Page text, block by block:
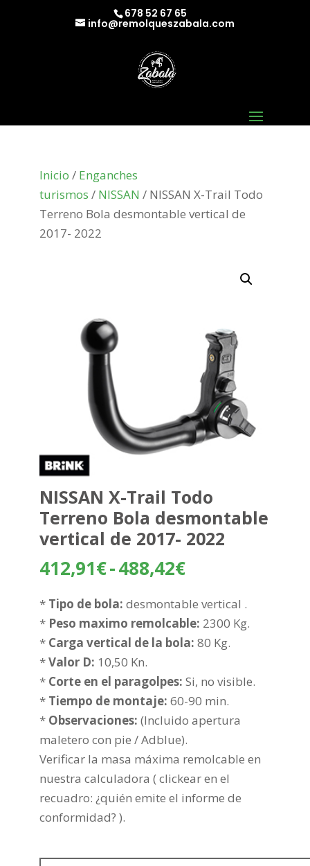
678 52 67 65
info@remolqueszabala.com
Inicio / Enganches
turismos / NISSAN / NISSAN X-Trail Todo
Terreno Bola desmontable vertical de
2017- 2022
NISSAN X-Trail Todo
Terreno Bola desmontable
vertical de 2017- 2022
412,91€-488,42€Rango
precios:
desde
412,91€
488,42€
* Tipo de bola: desmontable vertical .
* Peso maximo remolcable: 2300 Kg.
* Carga vertical de la bola: 80 Kg.
*Valor D: 10,50 Kn.
* Corte en el paragolpes: Si, no visible.
* Tiempo de montaje: 60-90 min.
* Observaciones: (Incluido apertura
maletero con pie / Adblue).
Verificar la masa máxima remolcable en
nuestra calculadora ( clickear en el
recuadro: ¿quién emite el informe de
conformidad? ).